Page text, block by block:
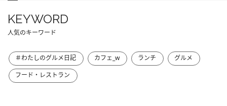
KEYWORD
人気のキーワード
＃わたしのグルメ日記 カフェ_w ランチ
グルメ
フード・レストラン